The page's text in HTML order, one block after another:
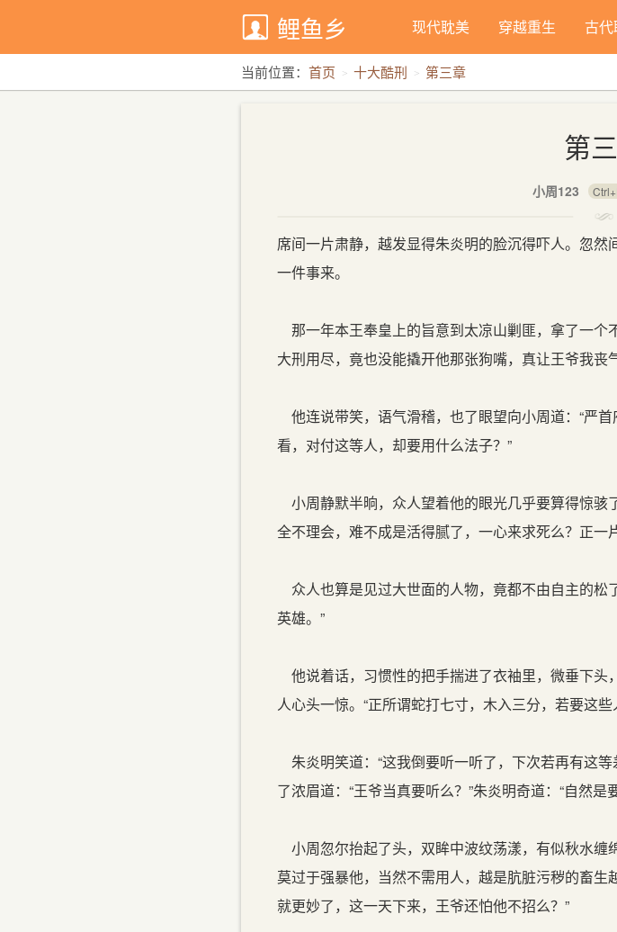
鲤鱼乡 现代耽美 穿越重生 古
当前位置： 首页 十大酷刑 第三章
第
小周123
席间一片肃静，越发显得朱炎明的脸沉得吓人。忽
一件事来。
那一年本王奉皇上的旨意到太凉山剿匪，拿了一
大刑用尽，竟也没能撬开他那张狗嘴，真让王爷我丧
他连说带笑，语气滑稽，也了眼望向小周道：“严
看，对付这等人，却要用什么法子？”
小周静默半晌，众人望着他的眼光几乎要算得惊骇
全不理会，难不成是活得腻了，一心来求死么？正一
众人也算是见过大世面的人物，竟都不由自主的松
英雄。”
他说着话，习惯性的把手揣进了衣袖里，微垂下
人心头一惊。“正所谓蛇打七寸，木入三分，若要这
朱炎明笑道：“这我倒要听一听了，下次若再有这
了浓眉道：“王爷当真要听么？”朱炎明奇道：“自然是
小周忽尔抬起了头，双眸中波纹荡漾，有似秋水缠
莫过于强暴他，当然不需用人，越是肮脏污秽的畜
就更妙了，这一天下来，王爷还怕他不招么？”